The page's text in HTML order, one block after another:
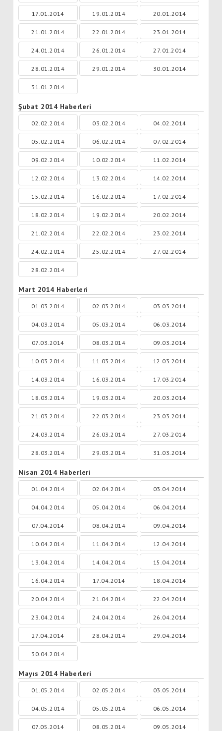
17.01.2014 19.01.2014 20.01.2014
21.01.2014 22.01.2014 23.01.2014
24.01.2014 26.01.2014 27.01.2014
28.01.2014 29.01.2014 30.01.2014
31.01.2014
Şubat 2014 Haberleri
02.02.2014 03.02.2014 04.02.2014
05.02.2014 06.02.2014 07.02.2014
09.02.2014 10.02.2014 11.02.2014
12.02.2014 13.02.2014 14.02.2014
15.02.2014 16.02.2014 17.02.2014
18.02.2014 19.02.2014 20.02.2014
21.02.2014 22.02.2014 23.02.2014
24.02.2014 25.02.2014 27.02.2014
28.02.2014
Mart 2014 Haberleri
01.03.2014 02.03.2014 03.03.2014
04.03.2014 05.03.2014 06.03.2014
07.03.2014 08.03.2014 09.03.2014
10.03.2014 11.03.2014 12.03.2014
14.03.2014 16.03.2014 17.03.2014
18.03.2014 19.03.2014 20.03.2014
21.03.2014 22.03.2014 23.03.2014
24.03.2014 26.03.2014 27.03.2014
28.03.2014 29.03.2014 31.03.2014
Nisan 2014 Haberleri
01.04.2014 02.04.2014 03.04.2014
04.04.2014 05.04.2014 06.04.2014
07.04.2014 08.04.2014 09.04.2014
10.04.2014 11.04.2014 12.04.2014
13.04.2014 14.04.2014 15.04.2014
16.04.2014 17.04.2014 18.04.2014
20.04.2014 21.04.2014 22.04.2014
23.04.2014 24.04.2014 26.04.2014
27.04.2014 28.04.2014 29.04.2014
30.04.2014
Mayıs 2014 Haberleri
01.05.2014 02.05.2014 03.05.2014
04.05.2014 05.05.2014 06.05.2014
07.05.2014 08.05.2014 09.05.2014